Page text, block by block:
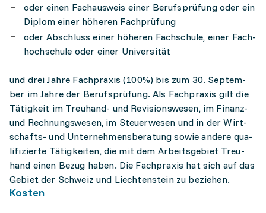
oder einen Fach­aus­weis einer Berufs­prü­fung oder ein
Diplom einer höhe­ren Fach­prü­fung
oder Abschluss einer höhe­ren Fach­schu­le, einer Fach­
hoch­schu­le oder einer Uni­ver­si­tät
und drei Jah­re Fach­pra­xis (100%) bis zum 30. Sep­tem­
ber im Jah­re der Berufs­prü­fung. Als Fach­pra­xis gilt die
Tätig­keit im Treu­hand- und Revi­si­ons­we­sen, im Finanz-
und Rech­nungs­we­sen, im Steu­er­we­sen und in der Wirt­
schafts- und Unter­neh­mens­be­ra­tung sowie ande­re qua­
li­fi­zier­te Tätig­kei­ten, die mit dem Arbeits­ge­biet Treu­
hand einen Bezug haben. Die Fach­pra­xis hat sich auf das
Gebiet der Schweiz und Liech­ten­stein zu bezie­hen.
Kosten